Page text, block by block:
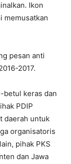
Ikon
memusatkan
pesan anti
2017.
betul keras dan
PDIP
daerah untuk
organisatoris
pihak PKS
dan Jawa